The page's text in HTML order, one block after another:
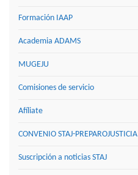
Formación IAAP
Academia ADAMS
MUGEJU
Comisiones de servicio
Afíliate
CONVENIO STAJ-PREPAROJUSTICIA
Suscripción a noticias STAJ